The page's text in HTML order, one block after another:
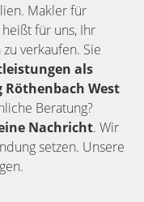
Makler für
für uns, Ihr
verkaufen. Sie
als
West
Beratung?
Nachricht. Wir
setzen. Unsere